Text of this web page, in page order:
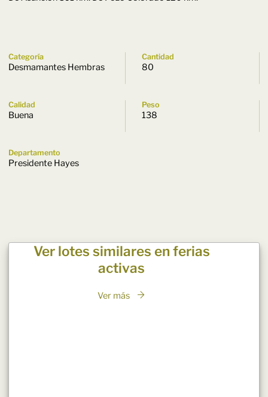
Categoría
Desmamantes Hembras
Cantidad
80
Calidad
Buena
Peso
138
Departamento
Presidente Hayes
Ver lotes similares en ferias
activas
Ver más